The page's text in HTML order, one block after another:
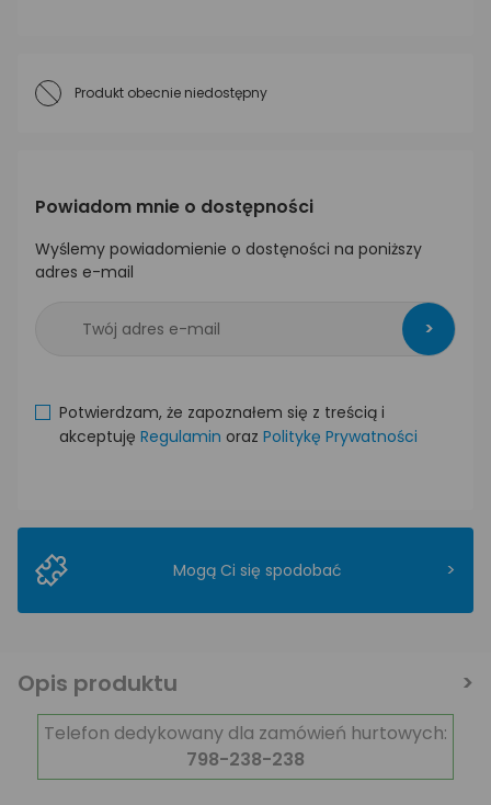
Produkt obecnie niedostępny
Powiadom mnie o dostępności
Wyślemy powiadomienie o dostęności na poniższy
adres e-mail
>
Potwierdzam, że zapoznałem się z treścią i
akceptuję Regulamin oraz Politykę Prywatności
Mogą Ci się spodobać >
Opis produktu
Telefon dedykowany dla zamówień hurtowych:
798-238-238